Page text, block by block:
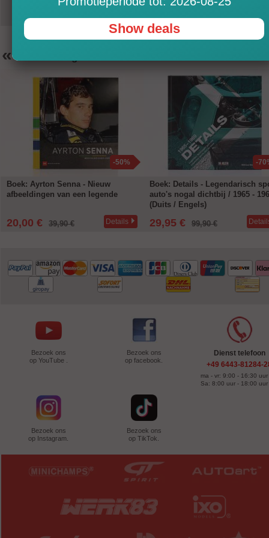
«
-50%
Boek: Ayrton Senna - Nieuw
afbeeldingen van een legende
20,00 € 39,90 € Details
-
Boek: Details - Legendarisch
auto's nogal dichtbij / 1965 -
(Duits / Engels)
29,95 € 99,90 €
Bezoek ons
op YouTube .
Bezoek ons
op facebook.
Bezoek ons
op Instagram.
Bezoek ons
op TikTok.
Dienst telefoon
+49 6443-81284-
ma - vr: 9:00 - 16:30 uur
Sa: 8:00 uur - 18:00 uur
Show deals